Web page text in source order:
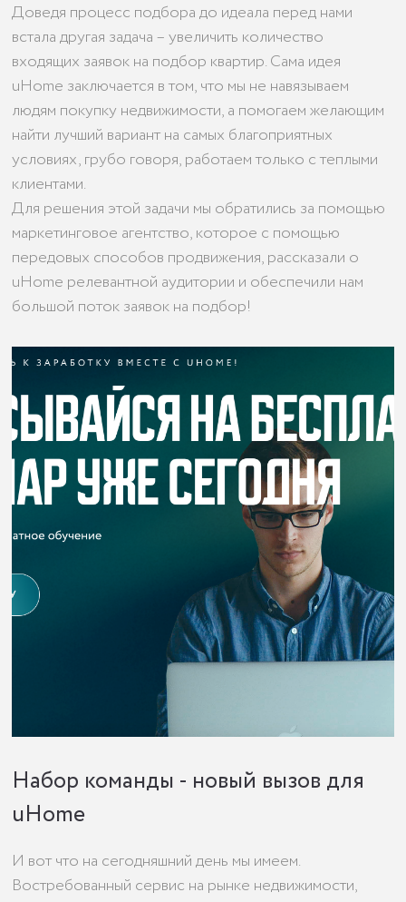
Доведя процесс подбора до идеала перед нами
встала другая задача – увеличить количество
входящих заявок на подбор квартир. Сама идея
uHome заключается в том, что мы не навязываем
людям покупку недвижимости, а помогаем желающим
найти лучший вариант на самых благоприятных
условиях, грубо говоря, работаем только с теплыми
клиентами.
Для решения этой задачи мы обратились за помощью
маркетинговое агентство, которое с помощью
передовых способов продвижения, рассказали о
uHome релевантной аудитории и обеспечили нам
большой поток заявок на подбор!
Набор команды - новый вызов для
uHome
И вот что на сегодняшний день мы имеем.
Востребованный сервис на рынке недвижимости,